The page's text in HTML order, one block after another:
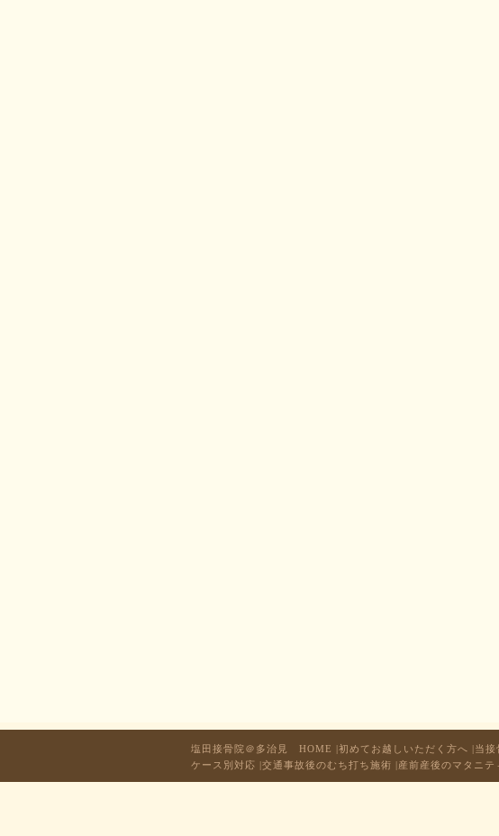
塩田接骨院＠多治見 HOME |初めてお越しいただく方へ |当接
ケース別対応 |交通事故後のむち打ち施術 |産前産後のマタニテ